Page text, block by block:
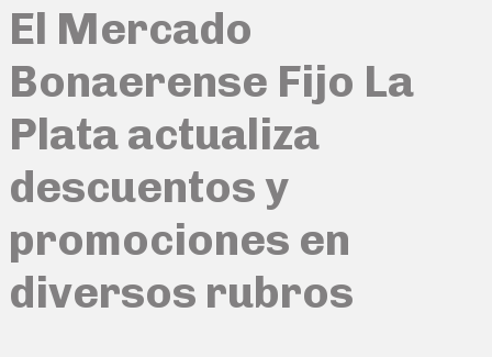
El Mercado
Bonaerense Fijo La
Plata actualiza
descuentos y
promociones en
diversos rubros